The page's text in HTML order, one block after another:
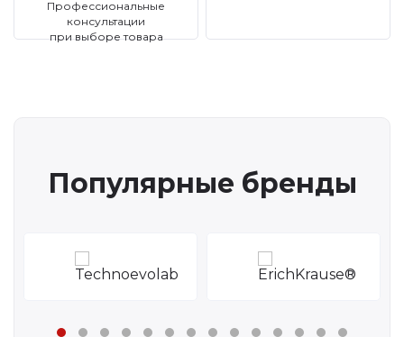
Профессиональные
консультации
при выборе товара
Популярные бренды